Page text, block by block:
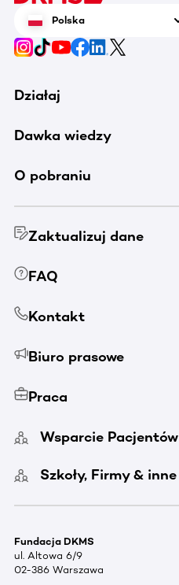
Polska
Działaj
Dawka wiedzy
O pobraniu
Zaktualizuj dane
FAQ
Kontakt
Biuro prasowe
Praca
Wsparcie Pacjentów
Szkoły, Firmy & inne
Fundacja DKMS
ul. Altowa 6/9
02-386 Warszawa